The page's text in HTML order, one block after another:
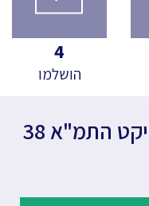
4
הושלמו
רוצים לבחור יזם לפרוייקט התמ"א 38